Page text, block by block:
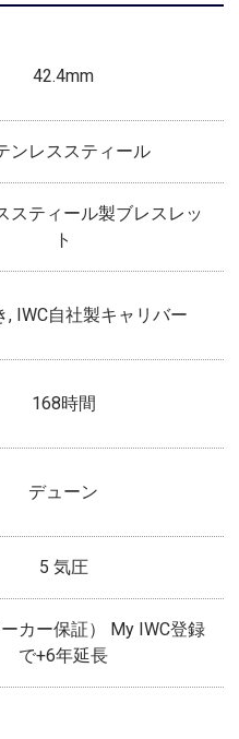
42.4mm
ンレススティール
スティール製ブレスレッ
ト
, IWC自社製キャリバー
168時間
デューン
5 気圧
カー保証） My IWC登録
で+6年延長